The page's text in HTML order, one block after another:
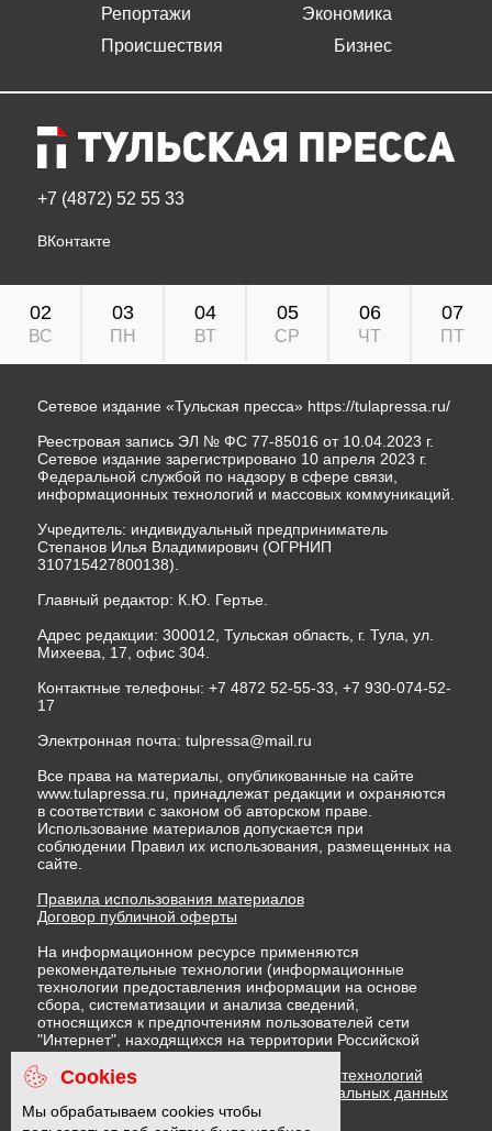
Репортажи
Происшествия
Экономика
Бизнес
+7 (4872) 52 55 33
ВКонтакте
02
ВС
03
ПН
04
ВТ
05
СР
06
ЧТ
07
ПТ
Сетевое издание «Тульская пресса» https://tulapressa.ru/
Реестровая запись ЭЛ № ФС 77-85016 от 10.04.2023 г.
Сетевое издание зарегистрировано 10 апреля 2023 г.
Федеральной службой по надзору в сфере связи,
информационных технологий и массовых коммуникаций.
Учредитель: индивидуальный предприниматель
Степанов Илья Владимирович (ОГРНИП
310715427800138).
Главный редактор: К.Ю. Гертье.
Адрес редакции: 300012, Тульская область, г. Тула, ул.
Михеева, 17, офис 304.
Контактные телефоны: +7 4872 52-55-33, +7 930-074-52-
17
Электронная почта: tulpressa@mail.ru
Все права на материалы, опубликованные на сайте
www.tulapressa.ru, принадлежат редакции и охраняются
в соответствии с законом об авторском праве.
Использование материалов допускается при
соблюдении Правил их использования, размещенных на
сайте.
Правила использования материалов
Договор публичной оферты
На информационном ресурсе применяются
рекомендательные технологии (информационные
технологии предоставления информации на основе
сбора, систематизации и анализа сведений,
относящихся к предпочтениям пользователей сети
"Интернет", находящихся на территории Российской
Федерации)
Правила применения рекомендательных технологий
Политика в отношении обработки персональных данных
Политика обработки файлов cookie
Cookies
Мы обрабатываем cookies чтобы